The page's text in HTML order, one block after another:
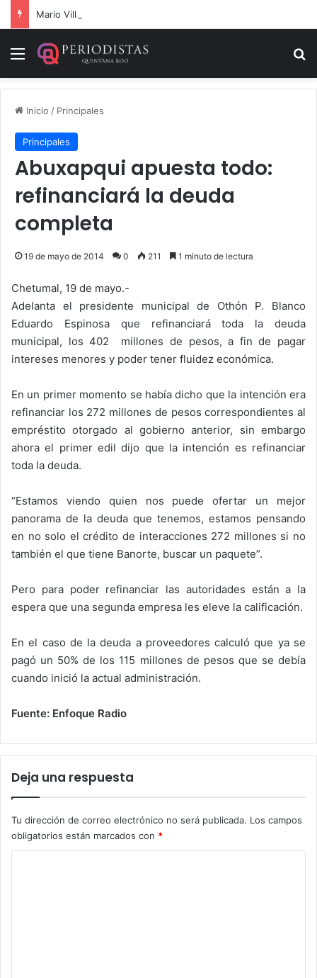
Mario Villanueva desmiente datos falsos sobre su caso
Menú
Inicio / Principales
Principales
Abuxapqui apuesta todo:
refinanciará la deuda
completa
19 de mayo de 2014 0 211 1 minuto de lectura
Chetumal, 19 de mayo.-
Adelanta el presidente municipal de Othón P. Blanco
Eduardo Espinosa que refinanciará toda la deuda
municipal, los 402 millones de pesos, a fin de pagar
intereses menores y poder tener fluidez económica.
En un primer momento se había dicho que la intención era
refinanciar los 272 millones de pesos correspondientes al
empréstito otorgado al gobierno anterior, sin embargo
ahora el primer edil dijo que la intención es refinanciar
toda la deuda.
“Estamos viendo quien nos puede ofertar un mejor
panorama de la deuda que tenemos, estamos pensando
en no solo el crédito de interacciones 272 millones si no
también el que tiene Banorte, buscar un paquete”.
Pero para poder refinanciar las autoridades están a la
espera que una segunda empresa les eleve la calificación.
En el caso de la deuda a proveedores calculó que ya se
pagó un 50% de los 115 millones de pesos que se debía
cuando inició la actual administración.
Fuente: Enfoque Radio
Deja una respuesta
Tu dirección de correo electrónico no será publicada. Los campos
obligatorios están marcados con *